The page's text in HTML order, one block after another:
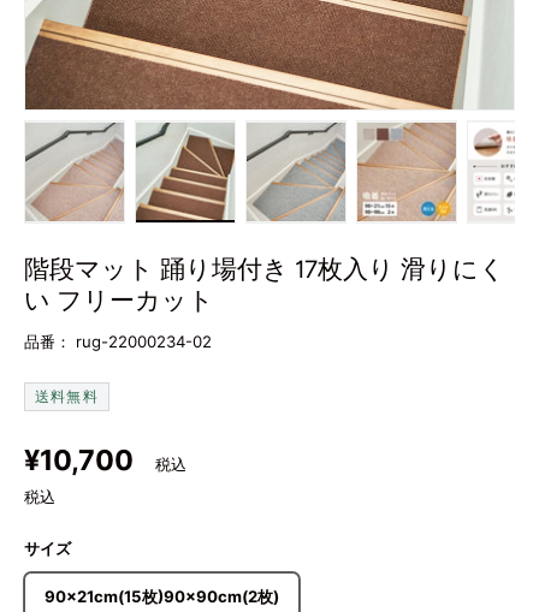
階段マット 踊り場付き 17枚入り 滑りにく
い フリーカット
品番： rug-22000234-02
送料無料
定価
¥10,700
税込
サイズ
90×21cm(15枚)90×90cm(2枚)